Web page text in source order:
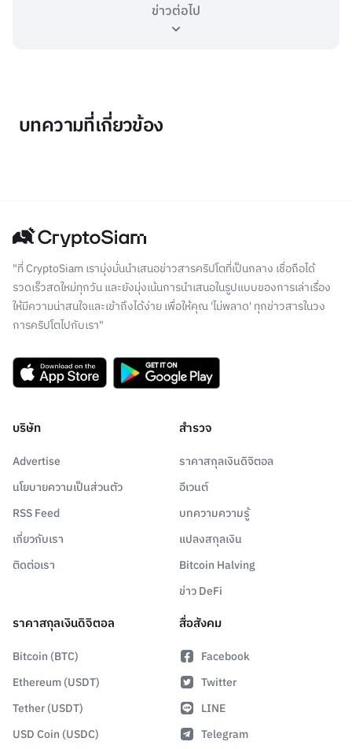
ข่าวต่อไป
บทความที่เกี่ยวข้อง
"ที่ CryptoSiam เรามุ่งมั่นนำเสนอข่าวสารคริปโตที่เป็นกลาง เชื่อถือได้
รวดเร็วสดใหม่ทุกวัน และยังมุ่งเน้นการนำเสนอในรูปแบบของการเล่าเรื่อง
ให้มีความน่าสนใจและเข้าถึงได้ง่าย เพื่อให้คุณ 'ไม่พลาด' ทุกข่าวสารในวง
การคริปโตไปกับเรา"
บริษัท
Advertise
นโยบายความเป็นส่วนตัว
RSS Feed
เกี่ยวกับเรา
ติดต่อเรา
สำรวจ
ราคาสกุลเงินดิจิตอล
อีเวนต์
บทความความรู้
แปลงสกุลเงิน
Bitcoin Halving
ข่าว DeFi
ราคาสกุลเงินดิจิตอล
Bitcoin (BTC)
Ethereum (USDT)
Tether (USDT)
USD Coin (USDC)
สื่อสังคม
Facebook
Twitter
LINE
Telegram